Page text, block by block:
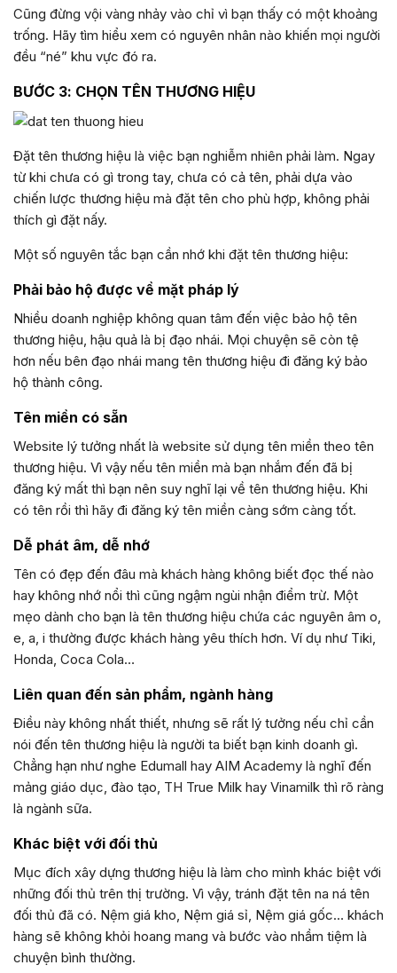
Cũng đừng vội vàng nhảy vào chỉ vì bạn thấy có một khoảng
trống. Hãy tìm hiểu xem có nguyên nhân nào khiến mọi người
đều “né” khu vực đó ra.
BƯỚC 3: CHỌN TÊN THƯƠNG HIỆU
Đặt tên thương hiệu là việc bạn nghiễm nhiên phải làm. Ngay
từ khi chưa có gì trong tay, chưa có cả tên, phải dựa vào
chiến lược thương hiệu mà đặt tên cho phù hợp, không phải
thích gì đặt nấy.
Một số nguyên tắc bạn cần nhớ khi đặt tên thương hiệu:
Phải bảo hộ được về mặt pháp lý
Nhiều doanh nghiệp không quan tâm đến việc bảo hộ tên
thương hiệu, hậu quả là bị đạo nhái. Mọi chuyện sẽ còn tệ
hơn nếu bên đạo nhái mang tên thương hiệu đi đăng ký bảo
hộ thành công.
Tên miền có sẵn
Website lý tưởng nhất là website sử dụng tên miền theo tên
thương hiệu. Vì vậy nếu tên miền mà bạn nhắm đến đã bị
đăng ký mất thì bạn nên suy nghĩ lại về tên thương hiệu. Khi
có tên rồi thì hãy đi đăng ký tên miền càng sớm càng tốt.
Dễ phát âm, dễ nhớ
Tên có đẹp đến đâu mà khách hàng không biết đọc thế nào
hay không nhớ nổi thì cũng ngậm ngùi nhận điểm trừ. Một
mẹo dành cho bạn là tên thương hiệu chứa các nguyên âm o,
e, a, i thường được khách hàng yêu thích hơn. Ví dụ như Tiki,
Honda, Coca Cola…
Liên quan đến sản phẩm, ngành hàng
Điều này không nhất thiết, nhưng sẽ rất lý tưởng nếu chỉ cần
nói đến tên thương hiệu là người ta biết bạn kinh doanh gì.
Chẳng hạn như nghe Edumall hay AIM Academy là nghĩ đến
mảng giáo dục, đào tạo, TH True Milk hay Vinamilk thì rõ ràng
là ngành sữa.
Khác biệt với đối thủ
Mục đích xây dựng thương hiệu là làm cho mình khác biệt với
những đối thủ trên thị trường. Vì vậy, tránh đặt tên na ná tên
đối thủ đã có. Nệm giá kho, Nệm giá sỉ, Nệm giá gốc… khách
hàng sẽ không khỏi hoang mang và bước vào nhầm tiệm là
chuyện bình thường.